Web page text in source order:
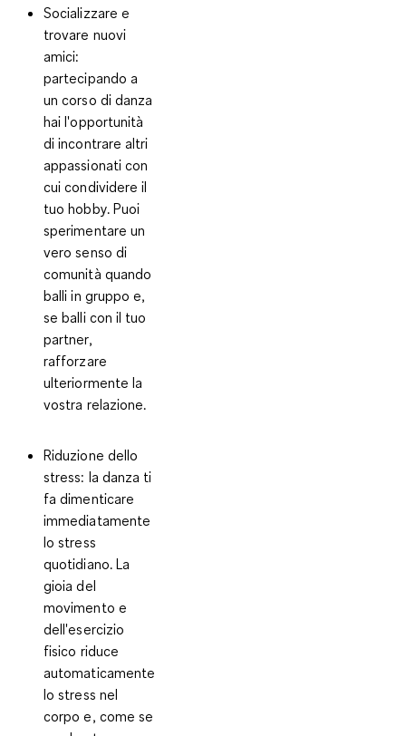
Socializzare e
trovare nuovi
amici:
partecipando a
un corso di danza
hai l'opportunità
di incontrare altri
appassionati con
cui condividere il
tuo hobby. Puoi
sperimentare un
vero senso di
comunità quando
balli in gruppo e,
se balli con il tuo
partner,
rafforzare
ulteriormente la
vostra relazione.
Riduzione dello
stress: la danza ti
fa dimenticare
immediatamente
lo stress
quotidiano. La
gioia del
movimento e
dell'esercizio
fisico riduce
automaticamente
lo stress nel
corpo e, come se